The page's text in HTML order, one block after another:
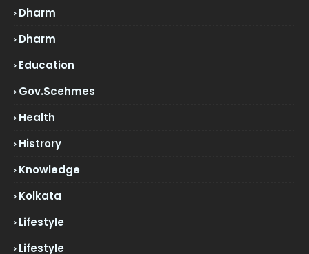
Dharm
Dharm
Education
Gov.scehmes
Health
Histrory
Knowledge
Kolkata
Lifestyle
Lifestyle